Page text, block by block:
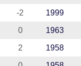
-2 1999
0 1963
2 1958